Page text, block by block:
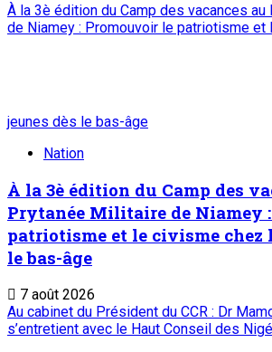
À la 3è édition du Camp des vacances
de Niamey : Promouvoir le patriotisme
jeunes dès le bas-âge
Nation
À la 3è édition du Camp des
Prytanée Militaire de Niamey
patriotisme et le civisme chez
le bas-âge
7 août 2026
Au cabinet du Président du CCR : Dr
s’entretient avec le Haut Conseil des